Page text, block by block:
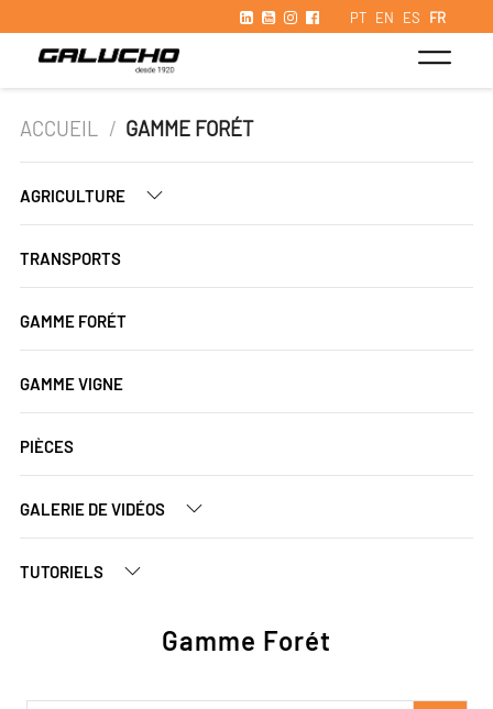
PT EN ES FR
ACCUEIL / GAMME FORÉT
AGRICULTURE
TRANSPORTS
GAMME FORÉT
GAMME VIGNE
PIÈCES
GALERIE DE VIDÉOS
TUTORIELS
Gamme Forét